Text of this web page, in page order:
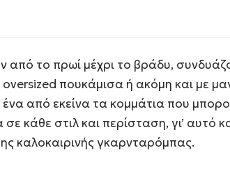
από το πρωί μέχρι το βράδυ,
πουκάμισα ή ακόμη και με
ένα από εκείνα τα κομμάτια που
κάθε στιλ και περίσταση, γι’ αυτό
καλοκαιρινής γκαρνταρόμπας.